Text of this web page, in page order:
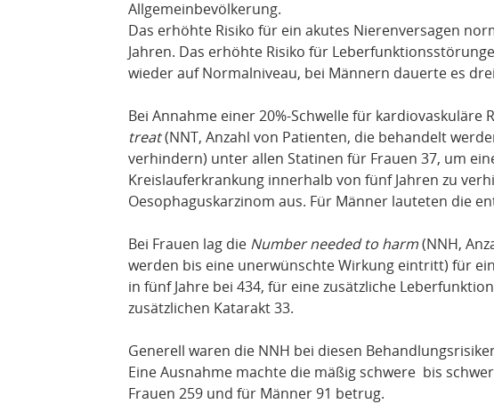
Allgemeinbevölkerung.
Das erhöhte Risiko für ein akutes Nierenversagen
Jahren. Das erhöhte Risiko für
wieder auf Normalniveau, bei Männern dauerte es
Bei Annahme einer 20%-Schwelle für kardiovaskuläre
treat(NNT, Anzahl von Patienten, die behandelt
verhindern) unter allen Statinen für Frauen 37, um
Kreislauferkrankung innerhalb von fünf Jahren zu
Oesophaguskarzinom aus. Für Männer lauteten die
Bei Frauen lag die Number needed to harm(NNH,
werden bis eine unerwünschte Wirkung eintritt) für
in fünf Jahre bei 434, für eine zusätzliche
zusätzlichen Katarakt 33.
Generell waren die NNH bei diesen
Eine Ausnahme machte die mäßig schwere bis
Frauen 259 und für Männer 91 betrug.